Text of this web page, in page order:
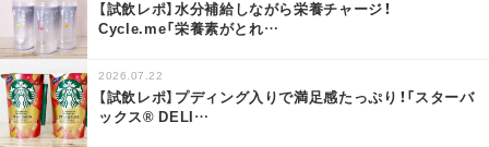
【試飲レポ】水分補給しながら栄養チャージ！
Cycle.me「栄養素がとれ…
2026.07.22
【試飲レポ】プディング入りで満足感たっぷり！「スターバ
ックス® DELI…